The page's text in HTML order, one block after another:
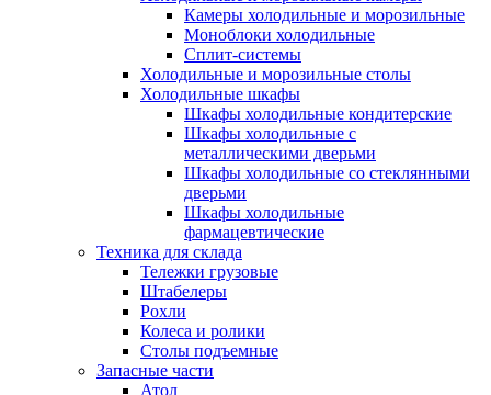
Камеры холодильные и морозильные
Моноблоки холодильные
Сплит-системы
Холодильные и морозильные столы
Холодильные шкафы
Шкафы холодильные кондитерские
Шкафы холодильные с
металлическими дверьми
Шкафы холодильные со стеклянными
дверьми
Шкафы холодильные
фармацевтические
Техника для склада
Тележки грузовые
Штабелеры
Рохли
Колеса и ролики
Столы подъемные
Запасные части
Атол